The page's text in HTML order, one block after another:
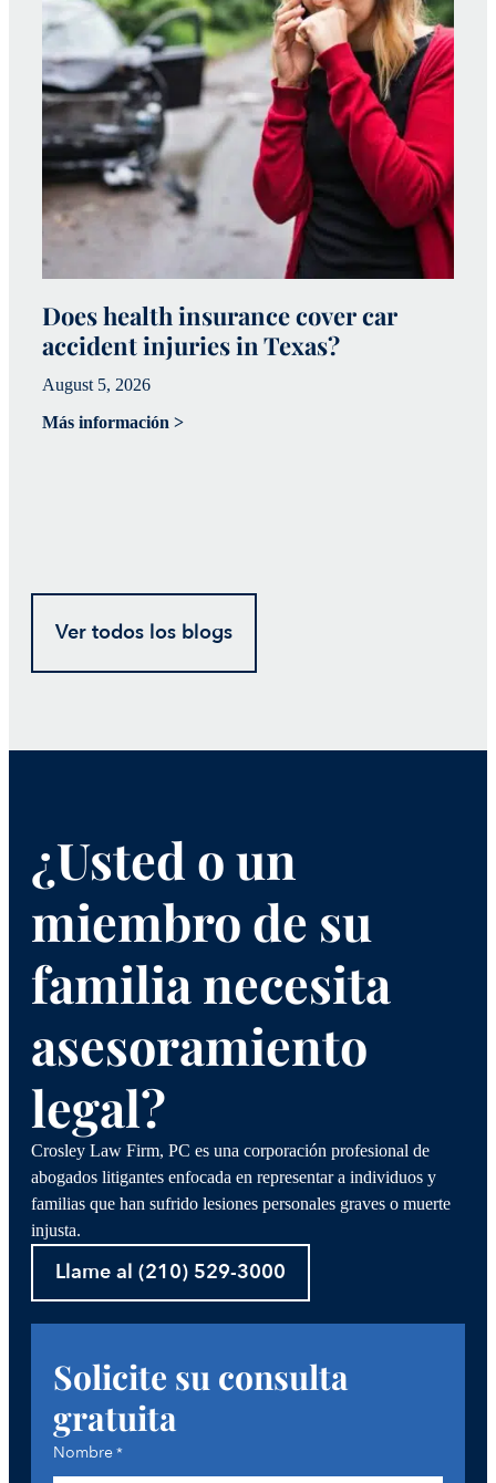
Does health insurance cover car
accident injuries in Texas?
August 5, 2026
Más información >
Ver todos los blogs
¿Usted o un
miembro de su
familia necesita
asesoramiento
legal?
Crosley Law Firm, PC es una corporación profesional de
abogados litigantes enfocada en representar a individuos y
familias que han sufrido lesiones personales graves o muerte
injusta.
Llame al (210) 529-3000
Solicite su consulta
gratuita
Nombre*